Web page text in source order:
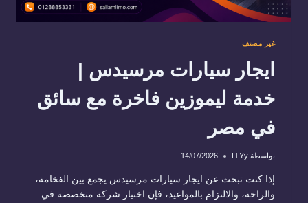
غير مصنف
ايجار سيارات مرسيدس |
خدمة ليموزين فاخرة مع سائق
في مصر
بواسطة Ll Yy
14/07/2026
إذا كنت تبحث عن ايجار سيارات مرسيدس يجمع بين الفخامة،
والراحة، والالتزام بالمواعيد، فإن اختيار شركة متخصصة في